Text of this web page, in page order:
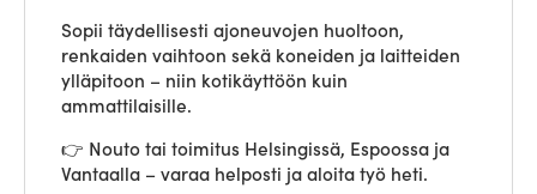
Sopii täydellisesti ajoneuvojen huoltoon,
renkaiden vaihtoon sekä koneiden ja laitteiden
ylläpitoon – niin kotikäyttöön kuin
ammattilaisille.
👉 Nouto tai toimitus Helsingissä, Espoossa ja
Vantaalla – varaa helposti ja aloita työ heti.